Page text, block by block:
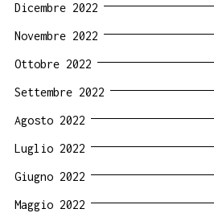
Dicembre 2022
Novembre 2022
Ottobre 2022
Settembre 2022
Agosto 2022
Luglio 2022
Giugno 2022
Maggio 2022